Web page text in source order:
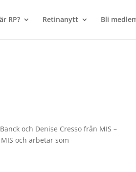
RP? Retinanytt Bli
och Denise Cresso från MIS –
och arbetar som